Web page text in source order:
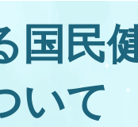
国民
いて